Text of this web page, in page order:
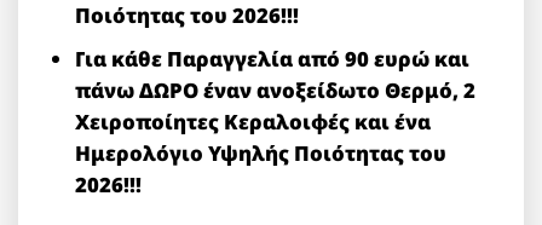
Ποιότητας του 2026!!!
Για κάθε Παραγγελία από 90 ευρώ και
πάνω ΔΩΡΟ έναν ανοξείδωτο Θερμό, 2
Χειροποίητες Κεραλοιφές και ένα
Ημερολόγιο Υψηλής Ποιότητας του
2026!!!